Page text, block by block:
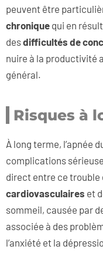
peuvent être
chronique qui en
desdifficultés de
nuire à la productivité
général.
Risques à
À long terme, l’apnée
complications
direct entre ce trouble
cardiovasculaires et
sommeil, causée par
associée à des
l’anxiété et la